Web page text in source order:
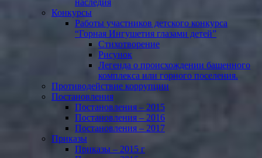
наследия
Конкурсы
Работы участников детского конкурса
“Горная Ингушетия глазами детей”
Стихотворение
Рисунок
Легенда о происхождении башенного
комплекса или горного поселения.
Противодействие коррупции
Постановления
Постановления – 2015
Постановления – 2016
Постановления – 2017
Приказы
Приказы – 2015 г